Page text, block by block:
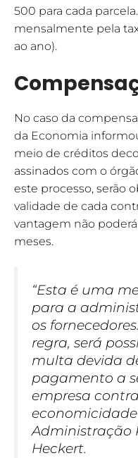
500 para cada
mensalmente pela
ao ano).
No caso da
da Economia
meio de créditos
assinados com o
este processo, serão
validade de cada
vantagem não poderá
meses.
“Esta é uma
para a
os
regra, será
multa devida
pagamento a
empresa
Administração
Heckert.